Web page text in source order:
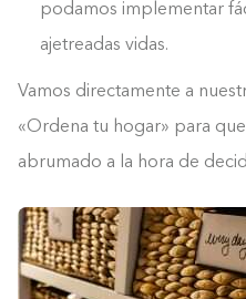
podamos implementar
ajetreadas vidas.
Vamos directamente a
«Ordena tu hogar» para
abrumado a la hora de